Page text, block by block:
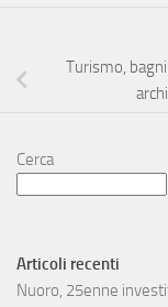
Turismo,
Cerca
Articoli recenti
Nuoro, 25enne